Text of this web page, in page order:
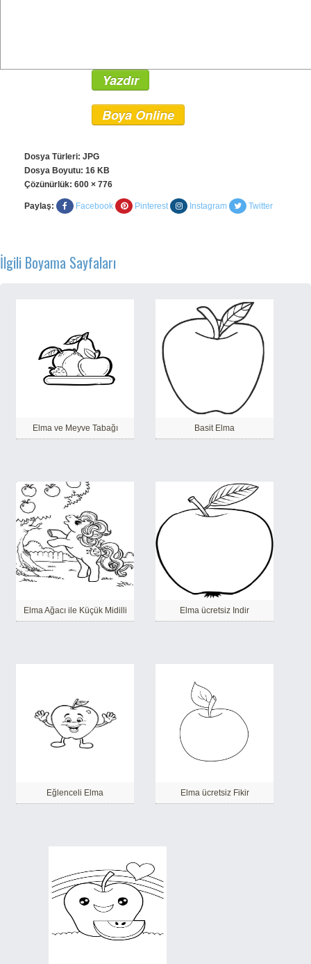
Yazdır
Boya Online
Dosya Türleri: JPG
Dosya Boyutu: 16 KB
Çözünürlük: 600 × 776
Paylaş: Facebook Pinterest Instagram Twitter
İlgili Boyama Sayfaları
Elma ve Meyve Tabağı Basit Elma
Elma Ağacı ile Küçük Midilli Elma ücretsiz Indir
Eğlenceli Elma Elma ücretsiz Fikir